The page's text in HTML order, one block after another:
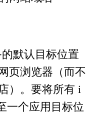
默认目标位置
页浏览器（而不
）。要将所有 i
一个应用目标位